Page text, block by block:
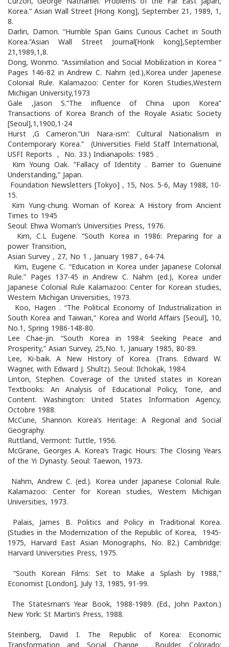
Korea.” Asian Wall Street [Hong Kong], September 21, 1989, 1,
8.
Darlin, Damon. “Humble Span Gains Curious Cachet in South
Korea.”Asian Wall Street Journal[Honk kong],September
21,1989,1,8.
Dong, Wonmo. “Assimilation and Social Mobilization in Korea “
Pages 146-82 in Andrew C. Nahm (ed.),Korea under Japenese
Colonial Rule. Kalamazoo: Center for Koren Studies,Western
Michigan University,1973
Gale ,Jason S.”The influence of China upon Korea”
Transactions of Korea Branch of the Royale Asiatic Society
[Seoul],1,1900,1-24
Hurst ,G Cameron.”Uri Nara-ism’: Cultural Nationalism in
Contemporary Korea.” (Universities Field Staff International,
USFI Reports , No. 33.) Indianapolis: 1985 .
Kim Young Oak. “Fallacy of Identity . Barrier to Guenuine
Understanding,” Japan.
Foundation Newsletters [Tokyo] , 15, Nos. 5-6, May 1988, 10-
15.
Kim Yung-chung. Woman of Korea: A History from Ancient
Times to 1945
Seoul: Ehwa Woman’s Universities Press, 1976.
Kim, C.L Eugene. “South Korea in 1986: Preparing for a
power Transition,
Asian Survey , 27, No 1 , January 1987 , 64-74.
Kim, Eugene C. “Education in Korea under Japanese Colonial
Rule.” Pages 137-45 in Andrew C. Nahm (ed.), Korea under
Japanese Colonial Rule Kalamazoo: Center for Korean studies,
Western Michigan Universities, 1973.
Koo, Hagen . “The Political Economy of Industrialization in
South Korea and Taiwan,“ Korea and World Affairs [Seoul], 10,
No.1, Spring 1986-148-80.
Lee Chae-jin. “South Korea in 1984: Seeking Peace and
Prosperity,” Asian Survey, 25,No. 1, January 1985, 80-89.
Lee, Ki-baik. A New History of Korea. (Trans. Edward W.
Wagner, with Edward J. Shultz). Seoul: Ilchokak, 1984.
Linton, Stephen. Coverage of the United states in Korean
Textbooks: An Analysis of Educational Policy, Tone, and
Content. Washington: United States Information Agency,
Octobre 1988.
McCune, Shannon. Korea’s Heritage: A Regional and Social
Geography.
Ruttland, Vermont: Tuttle, 1956.
McGrane, Georges A. Korea’s Tragic Hours: The Closing Years
of the Yi Dynasty. Seoul: Taewon, 1973.
Nahm, Andrew C. (ed.). Korea under Japanese Colonial Rule.
Kalamazoo: Center for Korean studies, Western Michigan
Universities, 1973.
Palais, James B. Politics and Policy in Traditional Korea.
(Studies in the Modernization of the Republic of Korea, 1945-
1975, Harvard East Asian Monographs, No. 82.) Cambridge:
Harvard Universities Press, 1975.
“South Korean Films: Set to Make a Splash by 1988,”
Economist [London], July 13, 1985, 91-99.
The Statesman’s Year Book, 1988-1989. (Ed., John Paxton.)
New York: St Martin’s Press, 1988.
Steinberg, David I. The Republic of Korea: Economic